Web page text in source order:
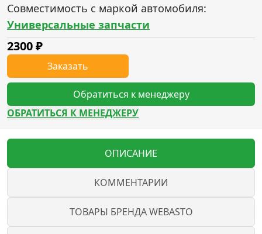
Совместимость с маркой автомобиля:
Универсальные запчасти
2300₽
Заказать
Обратиться к менеджеру
ОБРАТИТЬСЯ К МЕНЕДЖЕРУ
ОПИСАНИЕ
КОММЕНТАРИИ
ТОВАРЫ БРЕНДА WEBASTO